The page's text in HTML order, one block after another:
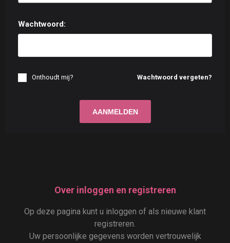
Wachtwoord:
Wachtwoord vergeten?
Onthoudt mij?
Over inloggen en registreren
Op deze pagina kunt u inloggen of als nieuwe klant
registreren.
Uw persoonlijke gegevens worden vertrouwelijk